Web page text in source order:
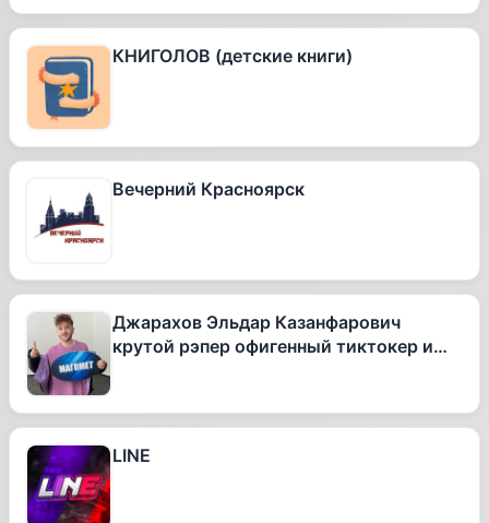
КНИГОЛОВ (детские книги)
Вечерний Красноярск
Джарахов Эльдар Казанфарович
крутой рэпер офигенный тиктокер и
LINE